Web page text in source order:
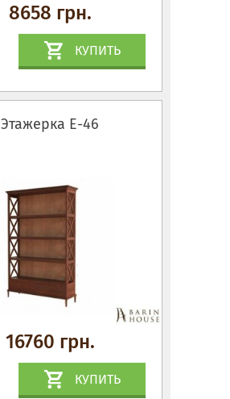
8658 грн.
КУПИТЬ
Этажерка Е-46
16760 грн.
КУПИТЬ